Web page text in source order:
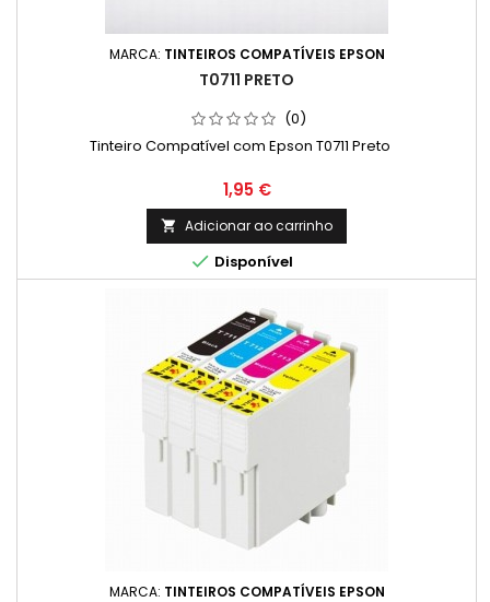
MARCA: TINTEIROS COMPATÍVEIS EPSON
T0711 PRETO
(0)
Tinteiro Compatível com Epson T0711 Preto
Preço
1,95 €
 Adicionar ao carrinho
 Disponível
MARCA: TINTEIROS COMPATÍVEIS EPSON